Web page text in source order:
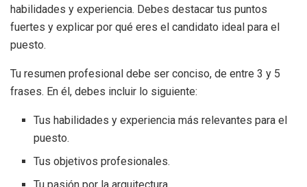
habilidades y experiencia. Debes destacar tus puntos
fuertes y explicar por qué eres el candidato ideal para el
puesto.
Tu resumen profesional debe ser conciso, de entre 3 y 5
frases. En él, debes incluir lo siguiente:
Tus habilidades y experiencia más relevantes para el
puesto.
Tus objetivos profesionales.